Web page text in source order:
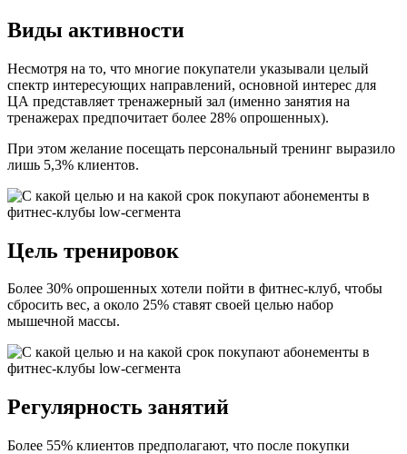
Виды активности
Несмотря на то, что многие покупатели указывали целый
спектр интересующих направлений, основной интерес для
ЦА представляет тренажерный зал (именно занятия на
тренажерах предпочитает более 28% опрошенных).
При этом желание посещать персональный тренинг выразило
лишь 5,3% клиентов.
Цель тренировок
Более 30% опрошенных хотели пойти в фитнес-клуб, чтобы
сбросить вес, а около 25% ставят своей целью набор
мышечной массы.
Регулярность занятий
Более 55% клиентов предполагают, что после покупки